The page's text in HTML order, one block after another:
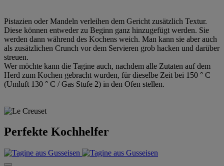
Pistazien oder Mandeln verleihen dem Gericht zusätzlich Textur.
Diese können entweder zu Beginn ganz hinzugefügt werden. Sie
werden dann während des Kochens weich. Man kann sie aber auch
als zusätzlichen Crunch vor dem Servieren grob hacken und darüber
streuen.
Wer möchte kann die Tagine auch, nachdem alle Zutaten auf dem
Herd zum Kochen gebracht wurden, für dieselbe Zeit bei 150 ° C
(Umluft 130 ° C / Gas Stufe 2) in den Ofen stellen.
Perfekte Kochhelfer